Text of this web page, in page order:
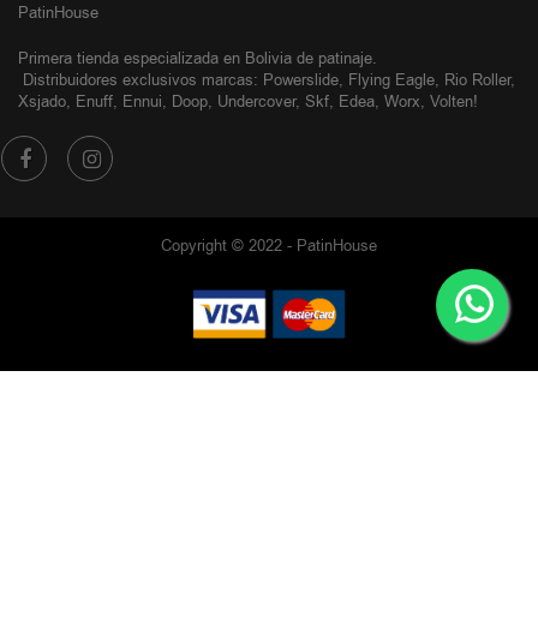
PatinHouse
Primera tienda especializada en Bolivia de patinaje.
Distribuidores exclusivos marcas: Powerslide, Flying Eagle, Rio Roller,
Xsjado, Enuff, Ennui, Doop, Undercover, Skf, Edea, Worx, Volten!
Copyright © 2022 - PatinHouse